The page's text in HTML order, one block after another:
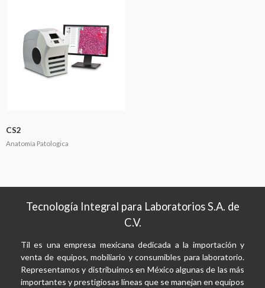
CS2
Anatomía Patologica
Tecnología Integral para Laboratorios S.A. de
C.V.
Til es una empresa mexicana dedicada a la importación y
venta de equipos, mobiliario y consumibles para laboratorio.
Representamos y distribuimos en México algunas de las más
importantes y prestigiosas líneas que se manejan en equipos